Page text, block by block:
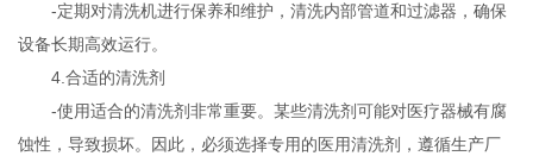
-定期对清洗机进行保养和维护，清洗内部管道和过滤器，确保
设备长期高效运行。
4.合适的清洗剂
-使用适合的清洗剂非常重要。某些清洗剂可能对医疗器械有腐
蚀性，导致损坏。因此，必须选择专用的医用清洗剂，遵循生产厂